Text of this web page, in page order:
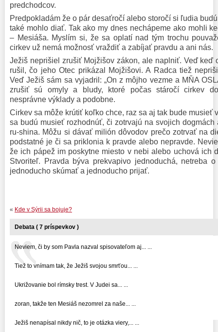
predchodcov.
Predpokladám že o pár desaťročí alebo storočí si ľudia
také mohlo diať. Tak ako my dnes nechápeme ako mohli
– Mesiáša. Myslím si, že sa oplatí nad tým trochu
cirkev už nemá možnosť vraždiť a zabíjať pravdu a ani nás.
Ježiš neprišiel zrušiť Mojžišov zákon, ale naplniť. Veď keď
rušil, čo jeho Otec prikázal Mojžišovi. A Radca tiež
Veď Ježiš sám sa vyjadril: „On z môjho vezme a MŇA
zrušiť sú omyly a bludy, ktoré počas stáročí cirkev
nesprávne výklady a podobne.
Cirkev sa môže krútiť koľko chce, raz sa aj tak bude musieť
sa budú musieť rozhodnúť, či zotrvajú na svojich dogmách
ru-shina. Môžu si dávať milión dôvodov prečo zotrvať na
podstatné je či sa priklonia k pravde alebo nepravde.
že ich pápež im poskytne miesto v nebi alebo uchová ich
Stvoriteľ. Pravda býva prekvapivo jednoduchá, netreba
jednoducho skúmať a jednoducho prijať.
« Kde v Sýrii sa bojuje?
Debata ( 7 príspevkov )
Neviem, či by som Pavla nazval spisovateľom aj... ...
Tiež to vnímam tak, že Ježiš svojou smrťou... ...
Ukrižovanie bol rímsky trest. V Judei sa... ...
zoran, takže ten Mesiáš nezomrel za naše... ...
Ježiš nenapísal nikdy nič, to je otázka viery,... ...